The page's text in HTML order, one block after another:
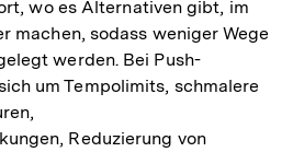
wo es Alternativen gibt, im
machen, sodass weniger Wege
werden. Bei Push-
um Tempolimits, schmalere
Reduzierung von